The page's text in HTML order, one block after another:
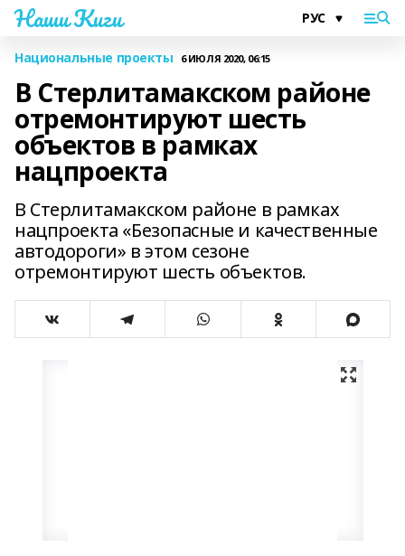
Наши Киги
Национальные проекты 6 ИЮЛЯ 2020, 06:15
В Стерлитамакском районе
отремонтируют шесть
объектов в рамках
нацпроекта
В Стерлитамакском районе в рамках
нацпроекта «Безопасные и качественные
автодороги» в этом сезоне
отремонтируют шесть объектов.